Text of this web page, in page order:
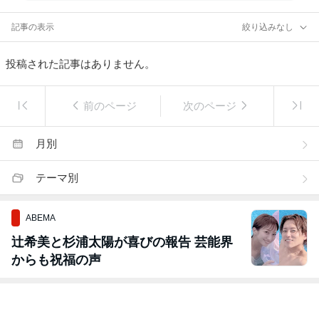
記事の表示 絞り込みなし
投稿された記事はありません。
前のページ 次のページ
月別
テーマ別
ABEMA
辻希美と杉浦太陽が喜びの報告 芸能界
からも祝福の声